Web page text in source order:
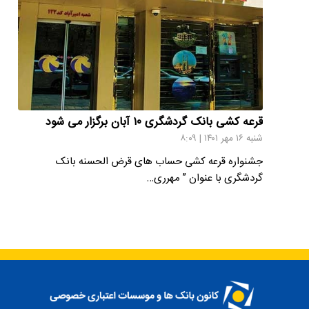
قرعه کشی بانک گردشگری ۱۰ آبان برگزار می شود
شنبه ۱۶ مهر ۱۴۰۱ | ۸:۰۹
جشنواره قرعه کشی حساب های قرض الحسنه بانک
گردشگری با عنوان ” مهرری…